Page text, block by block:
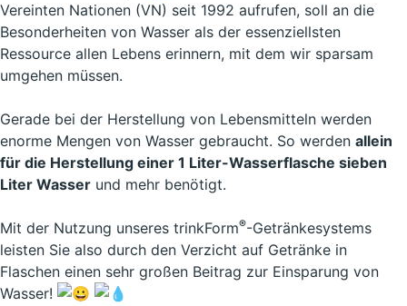
Vereinten Nationen (VN) seit 1992 aufrufen, soll an die
Besonderheiten von Wasser als der essenziellsten
Ressource allen Lebens erinnern, mit dem wir sparsam
umgehen müssen.
Gerade bei der Herstellung von Lebensmitteln werden
enorme Mengen von Wasser gebraucht. So werden allein
für die Herstellung einer 1 Liter-Wasserflasche sieben
Liter Wasser und mehr benötigt.
Mit der Nutzung unseres trinkForm®-Getränkesystems
leisten Sie also durch den Verzicht auf Getränke in
Flaschen einen sehr großen Beitrag zur Einsparung von
Wasser!